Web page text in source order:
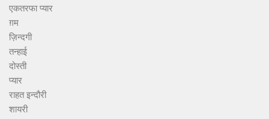
एकतरफा प्यार
ग़म
ज़िन्दगी
तन्हाई
दोस्ती
प्यार
राहत इन्दौरी
शायरी